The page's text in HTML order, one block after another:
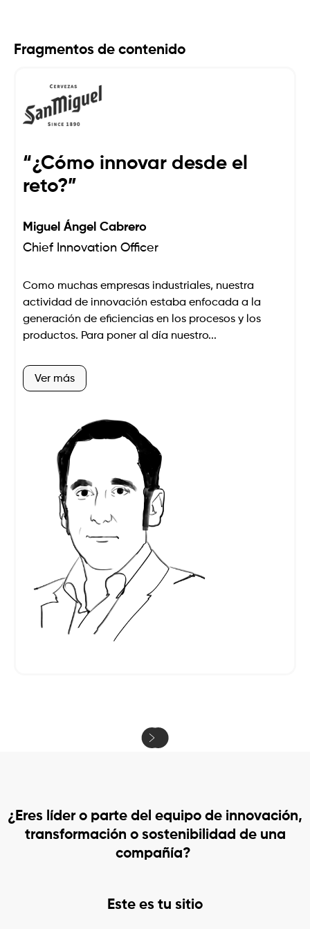
Fragmentos de contenido
“¿Cómo innovar desde el
reto?”
Miguel Ángel Cabrero
Chief Innovation Officer
Como muchas empresas industriales, nuestra
actividad de innovación estaba enfocada a la
generación de eficiencias en los procesos y los
productos. Para poner al día nuestro...
Ver más
¿Eres líder o parte del equipo de innovación,
transformación o sostenibilidad de una
compañía? ​
Este es tu sitio